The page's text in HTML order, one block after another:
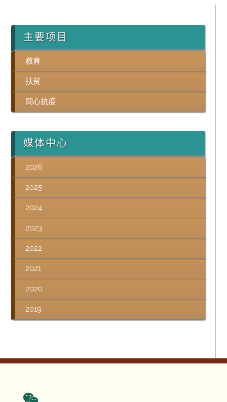
主要项目
教育
扶贫
同心抗疫
媒体中心
2026
2025
2024
2023
2022
2021
2020
2019